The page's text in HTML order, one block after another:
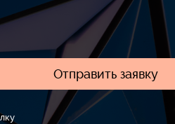
Отправить заявку